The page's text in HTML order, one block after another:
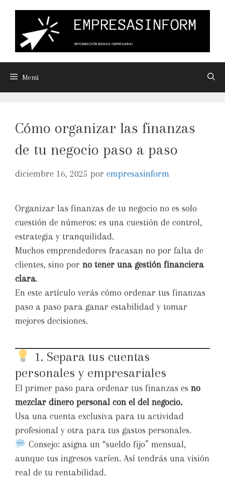
Menú
Cómo organizar las finanzas
de tu negocio paso a paso
diciembre 16, 2025 por empresasinform
Organizar las finanzas de tu negocio no es solo
cuestión de números: es una cuestión de control,
estrategia y tranquilidad.
Muchos emprendedores fracasan no por falta de
clientes, sino por no tener una gestión financiera
clara.
En este artículo verás cómo ordenar tus finanzas
paso a paso para ganar estabilidad y tomar
mejores decisiones.
1. Separa tus cuentas
personales y empresariales
El primer paso para ordenar tus finanzas es no
mezclar dinero personal con el del negocio.
Usa una cuenta exclusiva para tu actividad
profesional y otra para tus gastos personales.
Consejo: asigna un “sueldo fijo” mensual,
aunque tus ingresos varíen. Así tendrás una visión
real de tu rentabilidad.